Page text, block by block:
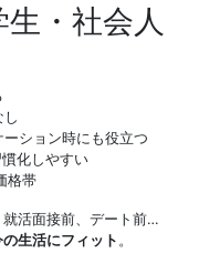
・社会人
ション時にも役立つ
化しやすい
格帯
就活面接前、デート前…
の生活にフィット 。